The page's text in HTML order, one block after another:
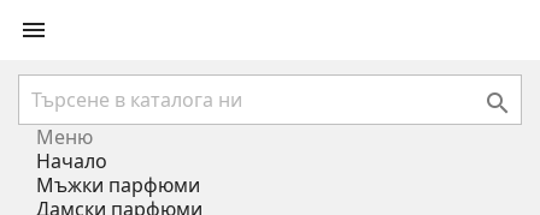


Меню
Начало
Мъжки парфюми
Дамски парфюми